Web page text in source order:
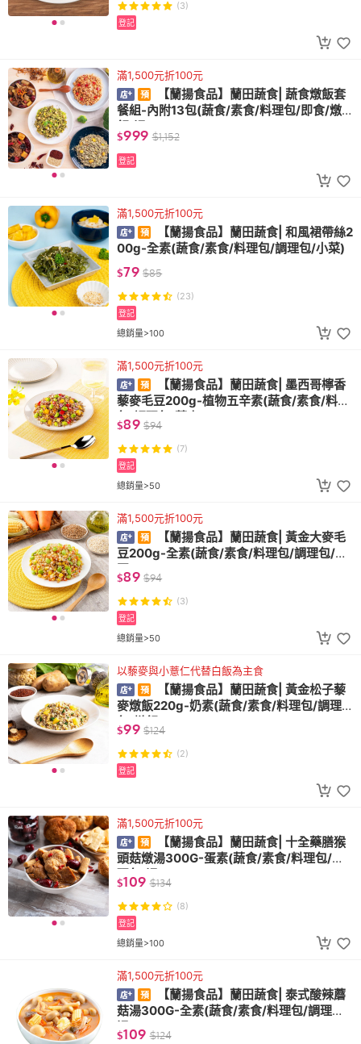
(3)
登記
滿1,500元折100元
【蘭揚食品】蘭田蔬食| 蔬食燉飯套
餐組-內附13包(蔬食/素食/料理包/即食/燉
$999 $1,152
登記
滿1,500元折100元
【蘭揚食品】蘭田蔬食| 和風裙帶絲2
00g-全素(蔬食/素食/料理包/調理包/小菜)
$79 $85
(23)
總銷量>100
登記
滿1,500元折100元
【蘭揚食品】蘭田蔬食| 墨西哥檸香
藜麥毛豆200g-植物五辛素(蔬食/素食/料理
包/調理包/藜麥)
$89 $94
(7)
總銷量>50
登記
滿1,500元折100元
【蘭揚食品】蘭田蔬食| 黃金大麥毛
豆200g-全素(蔬食/素食/料理包/調理包/毛
豆)
$89 $94
(3)
總銷量>50
登記
以藜麥與小薏仁代替白飯為主食
【蘭揚食品】蘭田蔬食| 黃金松子藜
麥燉飯220g-奶素(蔬食/素食/料理包/調理
包/燉飯)
$99 $124
(2)
登記
滿1,500元折100元
【蘭揚食品】蘭田蔬食| 十全藥膳猴
頭菇燉湯300G-蛋素(蔬食/素食/料理包/調
理包/湯)
$109 $134
(8)
總銷量>100
登記
滿1,500元折100元
【蘭揚食品】蘭田蔬食| 泰式酸辣蘑
菇湯300G-全素(蔬食/素食/料理包/調理包/
湯)
$109 $124